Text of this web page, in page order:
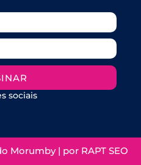
sociais
Morumby | por RAPT SEO